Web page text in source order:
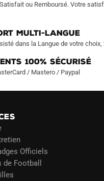
ou Remboursé. Votre
MULTI-LANGUE
dans la Langue de votre choix,
100% Sécurisé
/ Mastero / Paypal
Officiels
Football